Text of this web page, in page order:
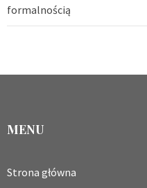
formalnością
MENU
Strona główna